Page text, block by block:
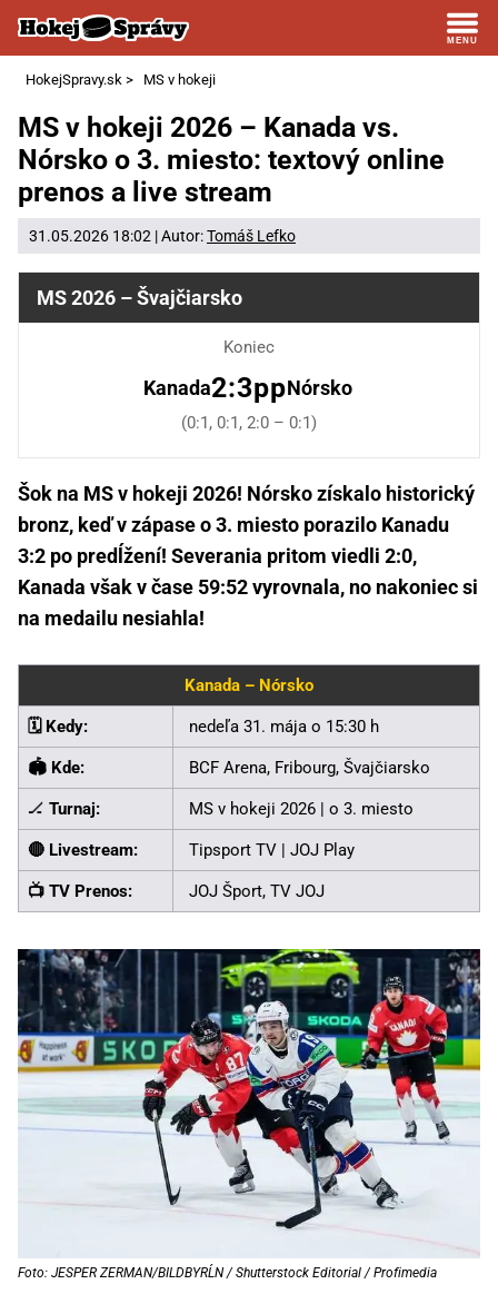
HokejSpravy.sk > MS v hokeji
MS v hokeji 2026 – Kanada vs.
Nórsko o 3. miesto: textový online
prenos a live stream
31.05.2026 18:02 | Autor:Tomáš Lefko
MS 2026 – Švajčiarsko
Koniec
Kanada2:3ppNórsko
(0:1, 0:1, 2:0 – 0:1)
Šok na MS v hokeji 2026! Nórsko získalo historický
bronz, keď v zápase o 3. miesto porazilo Kanadu
3:2 po predĺžení! Severania pritom viedli 2:0,
Kanada však v čase 59:52 vyrovnala, no nakoniec si
na medailu nesiahla!
Kanada – Nórsko
🗓️ Kedy: nedeľa 31. mája o 15:30 h
🏟️ Kde: BCF Arena, Fribourg, Švajčiarsko
🏒 Turnaj: MS v hokeji 2026 | o 3. miesto
🔴 Livestream: Tipsport TV | JOJ Play
📺 TV Prenos: JOJ Šport, TV JOJ
Foto: JESPER ZERMAN/BILDBYRĹN / Shutterstock Editorial / Profimedia